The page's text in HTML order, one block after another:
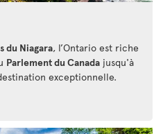
du Niagara, l’Ontario est riche
Parlement du Canada jusqu'à
exceptionnelle.